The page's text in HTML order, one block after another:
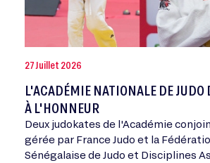
27 Juillet 2026
L'ACADÉMIE NATIONALE DE JUDO
À L'HONNEUR
Deux judokates de l'Académie
gérée par France Judo et la
Sénégalaise de Judo et Disciplines